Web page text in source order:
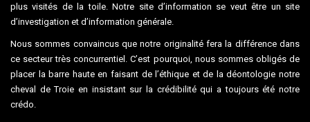
plus visités de la toile. Notre site d’information se veut être un site
d’investigation et d’information générale.
Nous sommes convaincus que notre originalité fera la différence dans
ce secteur très concurrentiel. C’est pourquoi, nous sommes obligés de
placer la barre haute en faisant de l’éthique et de la déontologie notre
cheval de Troie en insistant sur la crédibilité qui a toujours été notre
crédo.